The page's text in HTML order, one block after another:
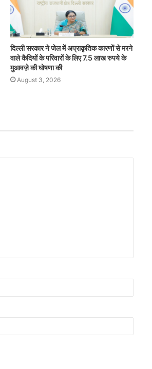
दिल्ली सरकार ने जेल में अप्राकृतिक कारणों से मरने
वाले कैदियों के परिवारों के लिए 7.5 लाख रुपये के
मुआवज़े की घोषणा की
August 3, 2026